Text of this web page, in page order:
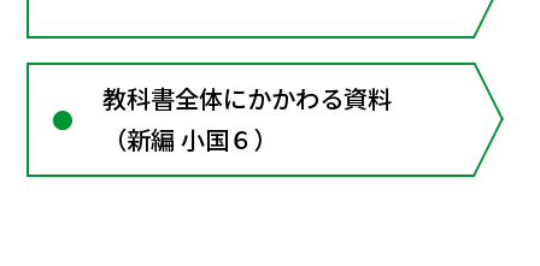
教科書全体にかかわる資料
（新編 小国６）